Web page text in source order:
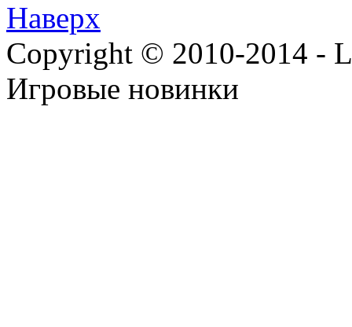
Наверх
Copyright © 2010-2014 -
Игровые новинки